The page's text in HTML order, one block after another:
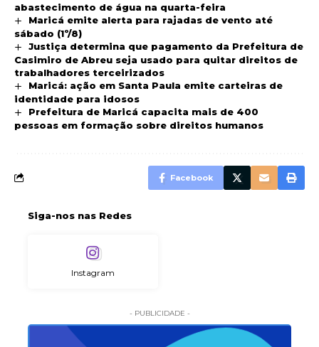
abastecimento de água na quarta-feira
Maricá emite alerta para rajadas de vento até
sábado (1º/8)
Justiça determina que pagamento da Prefeitura de
Casimiro de Abreu seja usado para quitar direitos de
trabalhadores terceirizados
Maricá: ação em Santa Paula emite carteiras de
identidade para idosos
Prefeitura de Maricá capacita mais de 400
pessoas em formação sobre direitos humanos
Facebook
Siga-nos nas Redes
Instagram
- PUBLICIDADE -